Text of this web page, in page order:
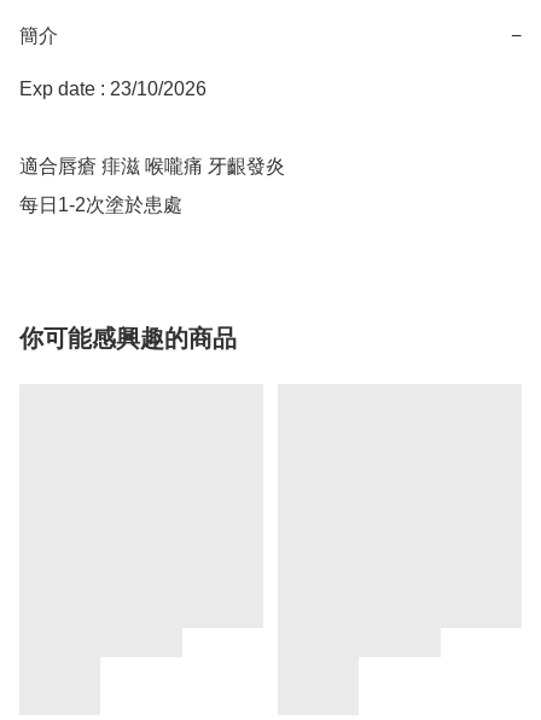
簡介 −
Exp date : 23/10/2026
適合唇瘡 痱滋 喉嚨痛 牙齦發炎
每日1-2次塗於患處
你可能感興趣的商品